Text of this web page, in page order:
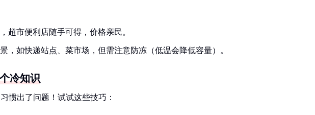
超市便利店随手可得，价格亲民。
，如快递站点、菜市场，但需注意防冻（低温会降低容量）。
冷知识
惯出了问题！试试这些技巧：